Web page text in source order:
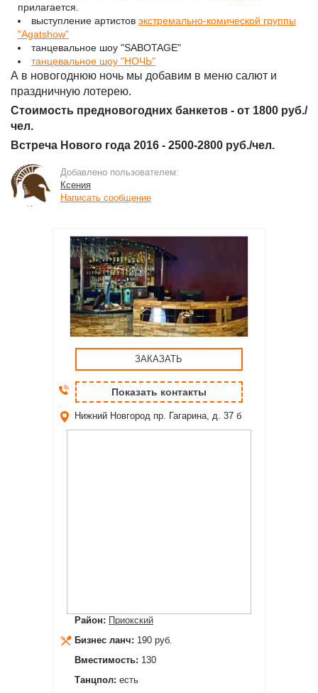
прилагается.
выступление артистов экстремально-комической группы
"Agatshow"
танцевальное шоу "SABOTAGE"
танцевальное шоу "НОЧЬ"
А в новогоднюю ночь мы добавим в меню салют и
праздничную лотерею.
Стоимость предновогодних банкетов - от 1800 руб./
чел.
Встреча Нового года 2016 - 2500-2800 руб./чел.
Добавлено пользователем:
Ксения
Написать сообщение
ЗАКАЗАТЬ
Показать контакты
Нижний Новгород пр. Гагарина, д. 37 б
Район: Приокский
Бизнес ланч: 190 руб.
Вместимость: 130
Танцпол: есть